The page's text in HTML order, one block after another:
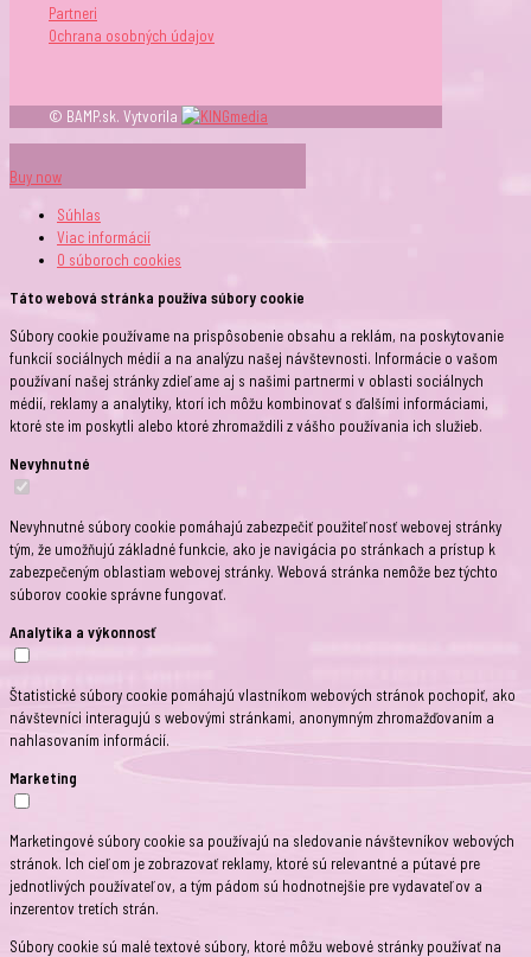
Partneri
Ochrana osobných údajov
© BAMP.sk. Vytvorila
Buy now
Súhlas
Viac informácií
O súboroch cookies
Táto webová stránka používa súbory cookie
Súbory cookie používame na prispôsobenie obsahu a reklám, na poskytovanie
funkcií sociálnych médií a na analýzu našej návštevnosti. Informácie o vašom
používaní našej stránky zdieľame aj s našimi partnermi v oblasti sociálnych
médií, reklamy a analytiky, ktorí ich môžu kombinovať s ďalšími informáciami,
ktoré ste im poskytli alebo ktoré zhromaždili z vášho používania ich služieb.
Nevyhnutné
Nevyhnutné súbory cookie pomáhajú zabezpečiť použiteľnosť webovej stránky
tým, že umožňujú základné funkcie, ako je navigácia po stránkach a prístup k
zabezpečeným oblastiam webovej stránky. Webová stránka nemôže bez týchto
súborov cookie správne fungovať.
Analytika a výkonnosť
Štatistické súbory cookie pomáhajú vlastníkom webových stránok pochopiť, ako
návštevníci interagujú s webovými stránkami, anonymným zhromažďovaním a
nahlasovaním informácií.
Marketing
Marketingové súbory cookie sa používajú na sledovanie návštevníkov webových
stránok. Ich cieľom je zobrazovať reklamy, ktoré sú relevantné a pútavé pre
jednotlivých používateľov, a tým pádom sú hodnotnejšie pre vydavateľov a
inzerentov tretích strán.
Súbory cookie sú malé textové súbory, ktoré môžu webové stránky používať na